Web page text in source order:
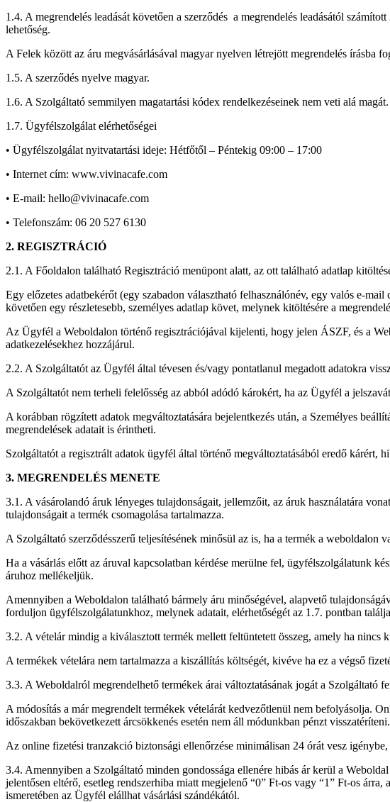
1.4. A megrendelés leadását követően a szerződés a megrendelés leadásától
lehetőség.
A Felek között az áru megvásárlásával magyar nyelven létrejött megrendelés írásba
1.5. A szerződés nyelve magyar.
1.6. A Szolgáltató semmilyen magatartási kódex rendelkezéseinek nem veti alá magát.
1.7. Ügyfélszolgálat elérhetőségei
• Ügyfélszolgálat nyitvatartási ideje: Hétfőtől – Péntekig 09:00 – 17:00
• Internet cím: www.vivinacafe.com
• E-mail: hello@vivinacafe.com
• Telefonszám: 06 20 527 6130
2. REGISZTRÁCIÓ
2.1. A Főoldalon található Regisztráció menüpont alatt, az ott található adatlap
Egy előzetes adatbekérőt (egy szabadon választható felhasználónév, egy valós e-
követően egy részletesebb, személyes adatlap követ, melynek kitöltésére a
Az Ügyfél a Weboldalon történő regisztrációjával kijelenti, hogy jelen ÁSZF, és a
adatkezelésekhez hozzájárul.
2.2. A Szolgáltatót az Ügyfél által tévesen és/vagy pontatlanul megadott adatokra
A Szolgáltatót nem terheli felelősség az abból adódó károkért, ha az Ügyfél a
A korábban rögzített adatok megváltoztatására bejelentkezés után, a Személyes
megrendelések adatait is érintheti.
Szolgáltatót a regisztrált adatok ügyfél által történő megváltoztatásából eredő kárért,
3. MEGRENDELÉS MENETE
3.1. A vásárolandó áruk lényeges tulajdonságait, jellemzőit, az áruk használatára
tulajdonságait a termék csomagolása tartalmazza.
A Szolgáltató szerződésszerű teljesítésének minősül az is, ha a termék a
Ha a vásárlás előtt az áruval kapcsolatban kérdése merülne fel, ügyfélszolgálatunk
áruhoz mellékeljük.
Amennyiben a Weboldalon található bármely áru minőségével, alapvető
forduljon ügyfélszolgálatunkhoz, melynek adatait, elérhetőségét az 1.7. pontban
3.2. A vételár mindig a kiválasztott termék mellett feltüntetett összeg, amely ha nincs
A termékek vételára nem tartalmazza a kiszállítás költségét, kivéve ha ez a végső
3.3. A Weboldalról megrendelhető termékek árai változtatásának jogát a Szolgáltató
A módosítás a már megrendelt termékek vételárát kedvezőtlenül nem befolyásolja.
időszakban bekövetkezett árcsökkenés esetén nem áll módunkban pénzt visszatéríteni.
Az online fizetési tranzakció biztonsági ellenőrzése minimálisan 24 órát vesz
3.4. Amennyiben a Szolgáltató minden gondossága ellenére hibás ár kerül a
jelentősen eltérő, esetleg rendszerhiba miatt megjelenő “0” Ft-os vagy “1” Ft-os
ismeretében az Ügyfél elállhat vásárlási szándékától.